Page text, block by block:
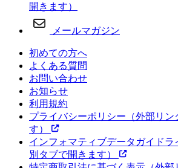
開きます）
メールマガジン
初めての方へ
よくある質問
お問い合わせ
お知らせ
利用規約
プライバシーポリシー （外部リ
す）
インフォマティブデータガイドラ
別タブで開きます）